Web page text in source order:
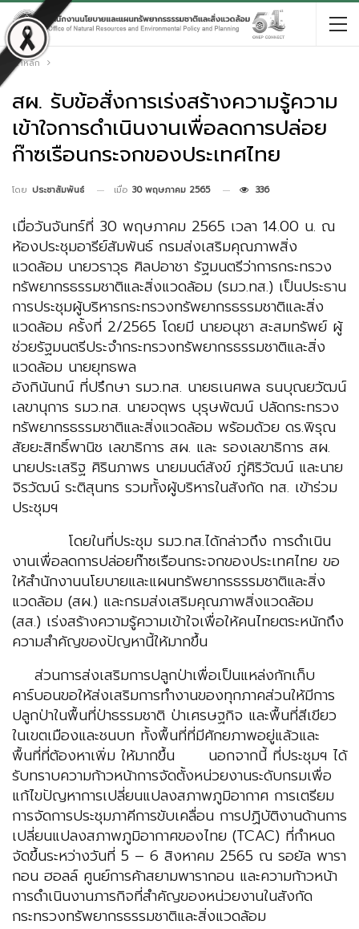
หน้าหลัก
สผ. รับข้อสั่งการเร่งสร้างความรู้ความ
เข้าใจการดำเนินงานเพื่อลดการปล่อย
ก๊าซเรือนกระจกของประเทศไทย
โดย ประชาสัมพันธ์ เมื่อ 30 พฤษภาคม 2565 336
เมื่อวันจันทร์ที่ 30 พฤษภาคม 2565 เวลา 14.00 น. ณ
ห้องประชุมอารีย์สัมพันธ์ กรมส่งเสริมคุณภาพสิ่ง
แวดล้อม นายวราวุธ ศิลปอาชา รัฐมนตรีว่าการกระทรวง
ทรัพยากรธรรมชาติและสิ่งแวดล้อม (รมว.ทส.) เป็นประธาน
การประชุมผู้บริหารกระทรวงทรัพยากรธรรมชาติและสิ่ง
แวดล้อม ครั้งที่ 2/2565 โดยมี นายอนุชา สะสมทรัพย์ ผู้
ช่วยรัฐมนตรีประจำกระทรวงทรัพยากรธรรมชาติและสิ่ง
แวดล้อม นายยุทธพล
อังกินันทน์ ที่ปรึกษา รมว.ทส. นายธเนศพล ธนบุณยวัฒน์
เลขานุการ รมว.ทส. นายจตุพร บุรุษพัฒน์ ปลัดกระทรวง
ทรัพยากรธรรมชาติและสิ่งแวดล้อม พร้อมด้วย ดร.พิรุณ
สัยยะสิทธิ์พานิช เลขาธิการ สผ. และ รองเลขาธิการ สผ.
นายประเสริฐ ศิรินภาพร นายมนต์สังข์ ภู่ศิริวัฒน์ และนาย
จิรวัฒน์ ระติสุนทร รวมทั้งผู้บริหารในสังกัด ทส. เข้าร่วม
ประชุมฯ
โดยในที่ประชุม รมว.ทส.ได้กล่าวถึง การดำเนิน
งานเพื่อลดการปล่อยก๊าซเรือนกระจกของประเทศไทย ขอ
ให้สำนักงานนโยบายและแผนทรัพยากรธรรมชาติและสิ่ง
แวดล้อม (สผ.) และกรมส่งเสริมคุณภาพสิ่งแวดล้อม
(สส.) เร่งสร้างความรู้ความเข้าใจเพื่อให้คนไทยตระหนักถึง
ความสำคัญของปัญหานี้ให้มากขึ้น
ส่วนการส่งเสริมการปลูกป่าเพื่อเป็นแหล่งกักเก็บ
คาร์บอนขอให้ส่งเสริมการทำงานของทุกภาคส่วนให้มีการ
ปลูกป่าในพื้นที่ป่าธรรมชาติ ป่าเศรษฐกิจ และพื้นที่สีเขียว
ในเขตเมืองและชนบท ทั้งพื้นที่ที่มีศักยภาพอยู่แล้วและ
พื้นที่ที่ต้องหาเพิ่ม ให้มากขึ้น นอกจากนี้ ที่ประชุมฯ ได้
รับทราบความก้าวหน้าการจัดตั้งหน่วยงานระดับกรมเพื่อ
แก้ไขปัญหาการเปลี่ยนแปลงสภาพภูมิอากาศ การเตรียม
การจัดการประชุมภาคีการขับเคลื่อน การปฏิบัติงานด้านการ
เปลี่ยนแปลงสภาพภูมิอากาศของไทย (TCAC) ที่กำหนด
จัดขึ้นระหว่างวันที่ 5 – 6 สิงหาคม 2565 ณ รอยัล พารา
กอน ฮอลล์ ศูนย์การค้าสยามพารากอน และความก้าวหน้า
การดำเนินงานภารกิจที่สำคัญของหน่วยงานในสังกัด
กระทรวงทรัพยากรธรรมชาติและสิ่งแวดล้อม